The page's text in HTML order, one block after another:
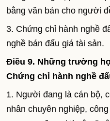
bằng văn bản cho người
3. Chứng chỉ hành nghề
nghề bán đấu giá tài sản.
Điều 9. Những trường
Chứng chỉ hành nghề
1. Người đang là cán bộ,
nhân chuyên nghiệp,